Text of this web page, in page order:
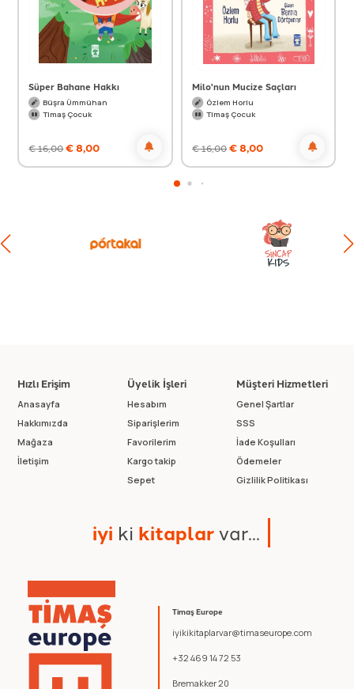
Süper Bahane Hakkı
Büşra Ümmühan
Timaş Çocuk
€16,00€8,00
Milo'nun Mucize Saçları
Özlem Horlu
Timaş Çocuk
€16,00€8,00
Timaş Europe
iyikikitaplarvar@timaseurope.com
+32 469 14 72 53
Bremakker 20
Hızlı Erişim
Anasayfa
Hakkımızda
Mağaza
İletişim
Üyelik İşleri
Hesabım
Siparişlerim
Favorilerim
Kargo takip
Sepet
Müşteri Hizmetleri
Genel Şartlar
SSS
İade Koşulları
Ödemeler
Gizlilik Politikası
iyi ki kitaplarvar...